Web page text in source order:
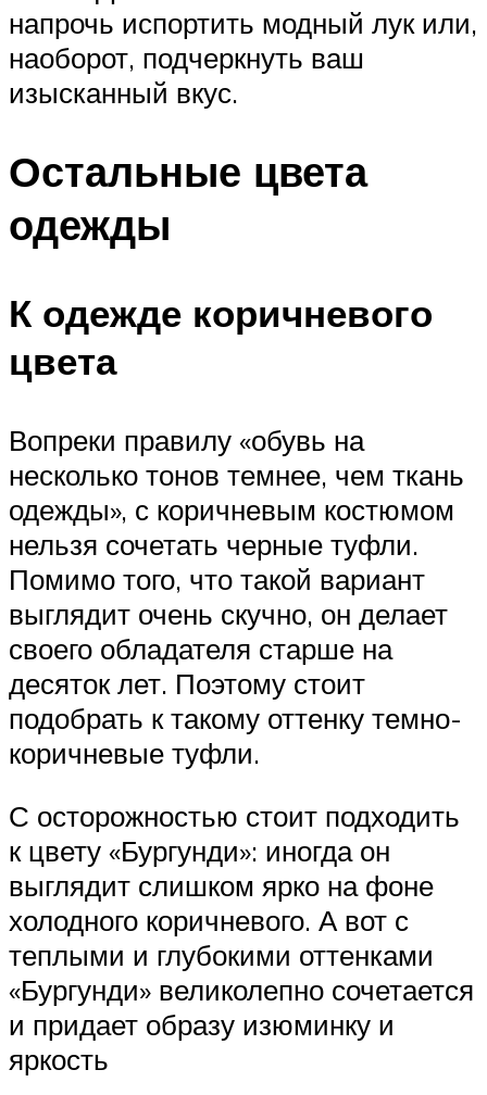
напрочь испортить модный лук или,
наоборот, подчеркнуть ваш
изысканный вкус.
Остальные цвета
одежды
К одежде коричневого
цвета
Вопреки правилу «обувь на
несколько тонов темнее, чем ткань
одежды», с коричневым костюмом
нельзя сочетать черные туфли.
Помимо того, что такой вариант
выглядит очень скучно, он делает
своего обладателя старше на
десяток лет. Поэтому стоит
подобрать к такому оттенку темно-
коричневые туфли.
С осторожностью стоит подходить
к цвету «Бургунди»: иногда он
выглядит слишком ярко на фоне
холодного коричневого. А вот с
теплыми и глубокими оттенками
«Бургунди» великолепно сочетается
и придает образу изюминку и
яркость